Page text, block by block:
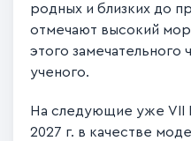
родных и близких до
отмечают высокий
этого замечательного
ученого.
На следующие уже
2027 г. в качестве